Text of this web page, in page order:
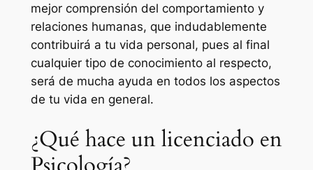
mejor comprensión del comportamiento y
relaciones humanas, que indudablemente
contribuirá a tu vida personal, pues al final
cualquier tipo de conocimiento al respecto,
será de mucha ayuda en todos los aspectos
de tu vida en general.
¿Qué hace un licenciado en